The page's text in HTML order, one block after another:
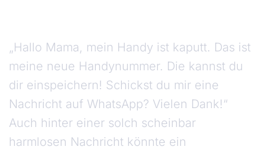
„Hallo Mama, mein Handy ist kaputt. Das ist
meine neue Handynummer. Die kannst du
dir einspeichern! Schickst du mir eine
Nachricht auf WhatsApp? Vielen Dank!“
Auch hinter einer solch scheinbar
harmlosen Nachricht könnte ein